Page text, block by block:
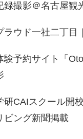
録撮影＠名古屋観
ラウド一社二丁目
験予約サイト「
研CAIスクール開
ビング新聞掲載